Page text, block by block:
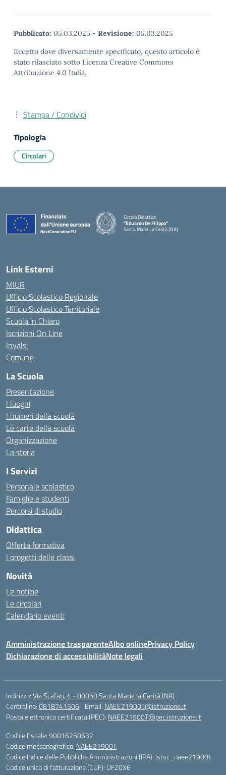
Pubblicato: 05.03.2025 - Revisione: 05.03.2025
Eccetto dove diversamente specificato, questo articolo è
stato rilasciato sotto Licenza Creative Commons
Attribuzione 4.0 Italia.
Stampa / Condividi
Tipologia
Circolari
Circolo Didattico
"Eduardo De Filippo"
Santa Maria La Carità (NA)
Link Esterni
MIUR
Ufficio Scolastico Regionale
Ufficio Scolastico Territoriale
Scuola in Chiaro
Iscrizioni On Line
Invalsi
Comune
La Scuola
Presentazione
I luoghi
I numeri della scuola
Le carte della scuola
Organizzazione
La storia
I Servizi
Personale scolastico
Famiglie e studenti
Percorsi di studio
Didattica
Offerta formativa
I progetti delle classi
Novità
Le notizie
Le circolari
Calendario eventi
Amministrazione trasparenteAlbo onlinePrivacy Policy
Dichiarazione di accessibilitàNote legali
Indirizzo:Via Scafati, 4 - 80050 Santa Maria la Carità (NA)
Centralino:0818741506 Email: NAEE21900T@istruzione.it
Posta elettronica certificata (PEC): NAEE21900T@pec.istruzione.it
Codice fiscale: 90016250632
Codice meccanografico: NAEE21900T
Codice Indice delle Pubbliche Amministrazioni (IPA): istsc_naee21900t
Codice unico di fatturazione (CUF): UFZ0X6